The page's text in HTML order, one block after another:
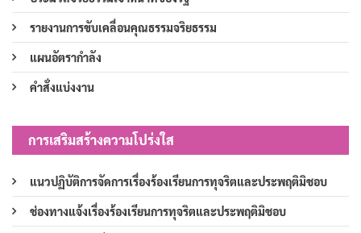
รายงานการขับเคลื่อนคุณธรรมจริยธรรม
แผนอัตรากำลัง
คำสั่งแบ่งงาน
การเสริมสร้างความโปร่งใส
แนวปฏิบัติการจัดการเรื่องร้องเรียนการทุจริตและประพฤติมิชอบ
ช่องทางแจ้งเรื่องร้องเรียนการทุจริตและประพฤติมิชอบ